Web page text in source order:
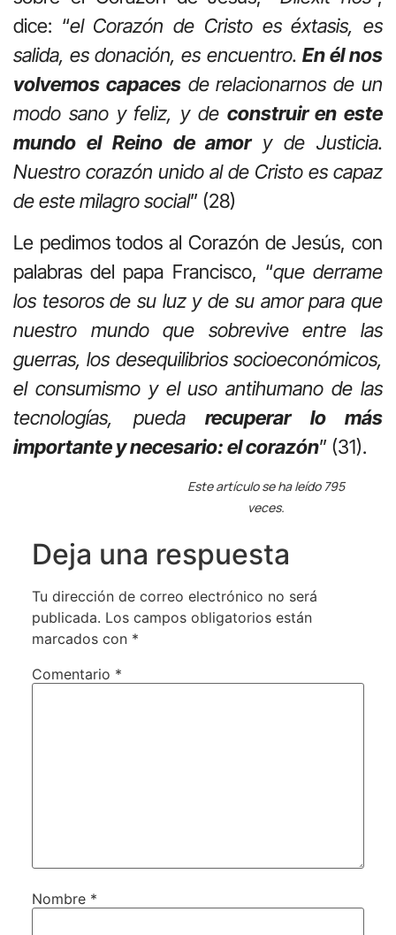
dice: “el Corazón de Cristo es éxtasis, es
salida, es donación, es encuentro. En él nos
volvemos capacesde relacionarnos de un
modo sano y feliz, y de construir en este
mundo el Reino de amory de Justicia.
Nuestro corazón unido al de Cristo es capaz
de este milagro social” (28)
Le pedimos todos al Corazón de Jesús, con
palabras del papa Francisco, “que derrame
los tesoros de su luz y de su amor para que
nuestro mundo que sobrevive entre las
guerras, los desequilibrios socioeconómicos,
el consumismo y el uso antihumano de las
tecnologías, pueda recuperar lo más
importante y necesario: el corazón” (31).
Este artículo se ha leído 795
veces.
Deja una respuesta
Tu dirección de correo electrónico no será
publicada. Los campos obligatorios están
marcados con *
Comentario *
Nombre *